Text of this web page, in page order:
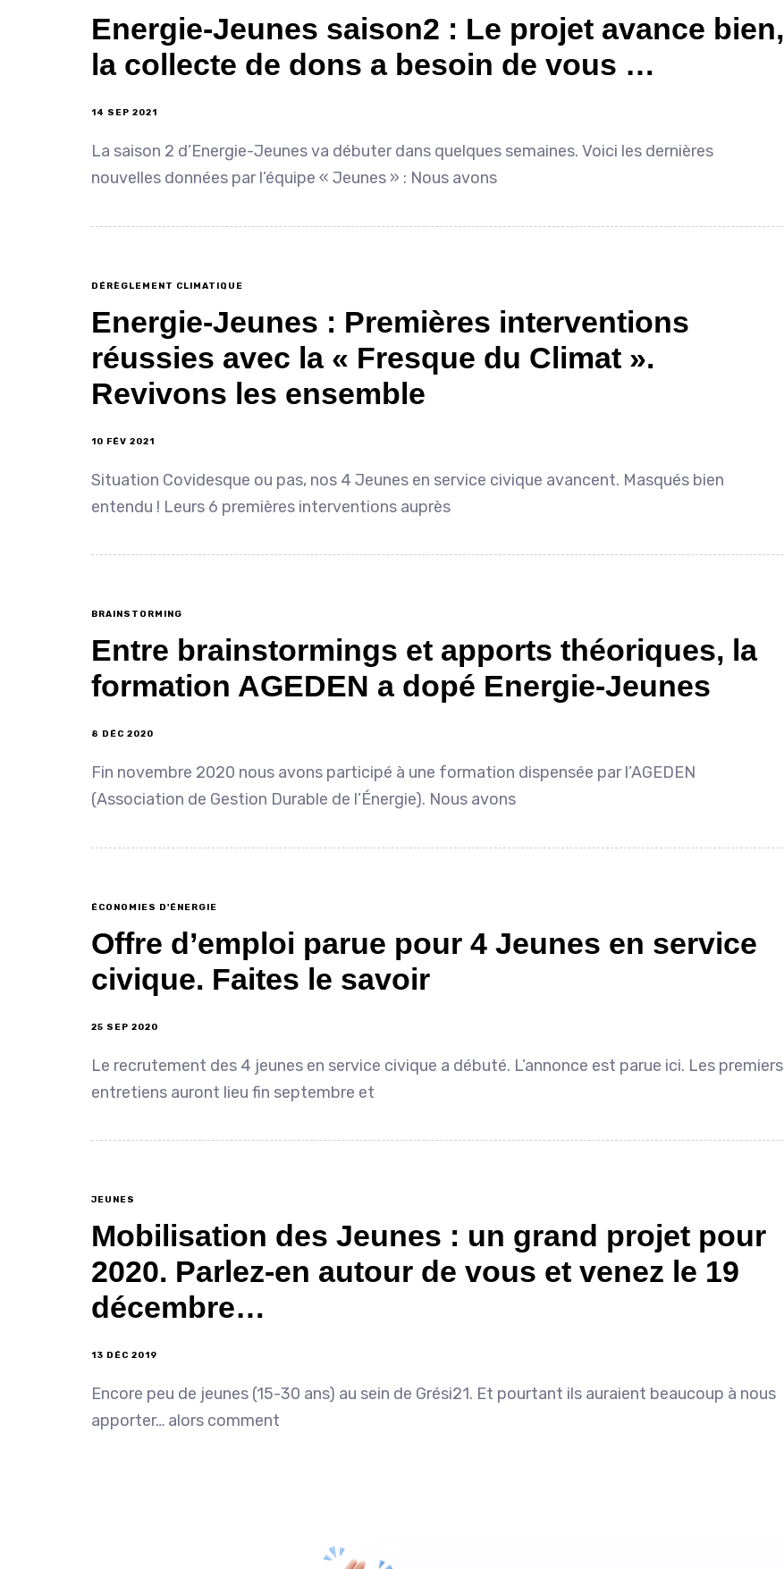
Energie-Jeunes saison2 : Le projet avance bien,
la collecte de dons a besoin de vous …
14 SEP 2021
La saison 2 d’Energie-Jeunes va débuter dans quelques semaines. Voici les dernières
nouvelles données par l’équipe « Jeunes » : Nous avons
DÉRÈGLEMENT CLIMATIQUE
Energie-Jeunes : Premières interventions
réussies avec la « Fresque du Climat ».
Revivons les ensemble
10 FÉV 2021
Situation Covidesque ou pas, nos 4 Jeunes en service civique avancent. Masqués bien
entendu ! Leurs 6 premières interventions auprès
BRAINSTORMING
Entre brainstormings et apports théoriques, la
formation AGEDEN a dopé Energie-Jeunes
8 DÉC 2020
Fin novembre 2020 nous avons participé à une formation dispensée par l’AGEDEN
(Association de Gestion Durable de l’Énergie). Nous avons
ÉCONOMIES D'ÉNERGIE
Offre d’emploi parue pour 4 Jeunes en service
civique. Faites le savoir
25 SEP 2020
Le recrutement des 4 jeunes en service civique a débuté. L’annonce est parue ici. Les premiers
entretiens auront lieu fin septembre et
JEUNES
Mobilisation des Jeunes : un grand projet pour
2020. Parlez-en autour de vous et venez le 19
décembre…
13 DÉC 2019
Encore peu de jeunes (15-30 ans) au sein de Grési21. Et pourtant ils auraient beaucoup à nous
apporter… alors comment